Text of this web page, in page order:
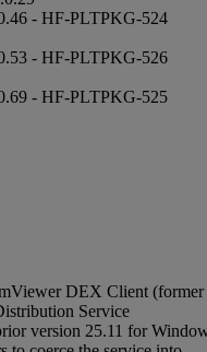
- HF-PLTPKG-524
- HF-PLTPKG-526
- HF-PLTPKG-525
DEX Client (former
Service
version 25.11 for